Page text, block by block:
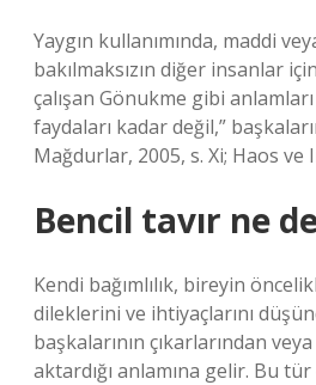
Yaygın kullanımında, maddi
bakılmaksızın diğer insanlar
çalışan Gönukme gibi anlamları
faydaları kadar değil,”
Mağdurlar, 2005, s. Xi; Haos ve
Bencil tavır ne
Kendi bağımlılık, bireyin
dileklerini ve ihtiyaçlarını
başkalarının çıkarlarından
aktardığı anlamına gelir. Bu